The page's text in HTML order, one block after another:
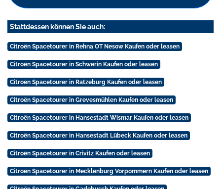
Stattdessen können Sie auch:
Citroën Spacetourer in Rehna OT Nesow Kaufen oder leasen
Citroën Spacetourer in Schwerin Kaufen oder leasen
Citroën Spacetourer in Ratzeburg Kaufen oder leasen
Citroën Spacetourer in Grevesmühlen Kaufen oder leasen
Citroën Spacetourer in Hansestadt Wismar Kaufen oder leasen
Citroën Spacetourer in Hansestadt Lübeck Kaufen oder leasen
Citroën Spacetourer in Crivitz Kaufen oder leasen
Citroën Spacetourer in Mecklenburg Vorpommern Kaufen oder leasen